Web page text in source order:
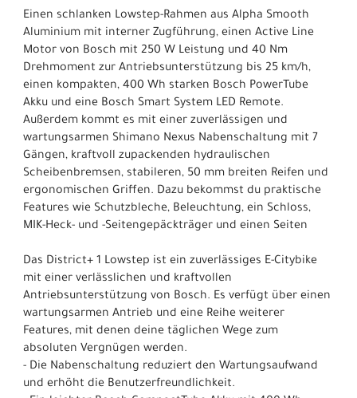
Einen schlanken Lowstep-Rahmen aus Alpha Smooth
Aluminium mit interner Zugführung, einen Active Line
Motor von Bosch mit 250 W Leistung und 40 Nm
Drehmoment zur Antriebsunterstützung bis 25 km/h,
einen kompakten, 400 Wh starken Bosch PowerTube
Akku und eine Bosch Smart System LED Remote.
Außerdem kommt es mit einer zuverlässigen und
wartungsarmen Shimano Nexus Nabenschaltung mit 7
Gängen, kraftvoll zupackenden hydraulischen
Scheibenbremsen, stabileren, 50 mm breiten Reifen und
ergonomischen Griffen. Dazu bekommst du praktische
Features wie Schutzbleche, Beleuchtung, ein Schloss,
MIK-Heck- und -Seitengepäckträger und einen Seiten
Das District+ 1 Lowstep ist ein zuverlässiges E-Citybike
mit einer verlässlichen und kraftvollen
Antriebsunterstützung von Bosch. Es verfügt über einen
wartungsarmen Antrieb und eine Reihe weiterer
Features, mit denen deine täglichen Wege zum
absoluten Vergnügen werden.
- Die Nabenschaltung reduziert den Wartungsaufwand
und erhöht die Benutzerfreundlichkeit.